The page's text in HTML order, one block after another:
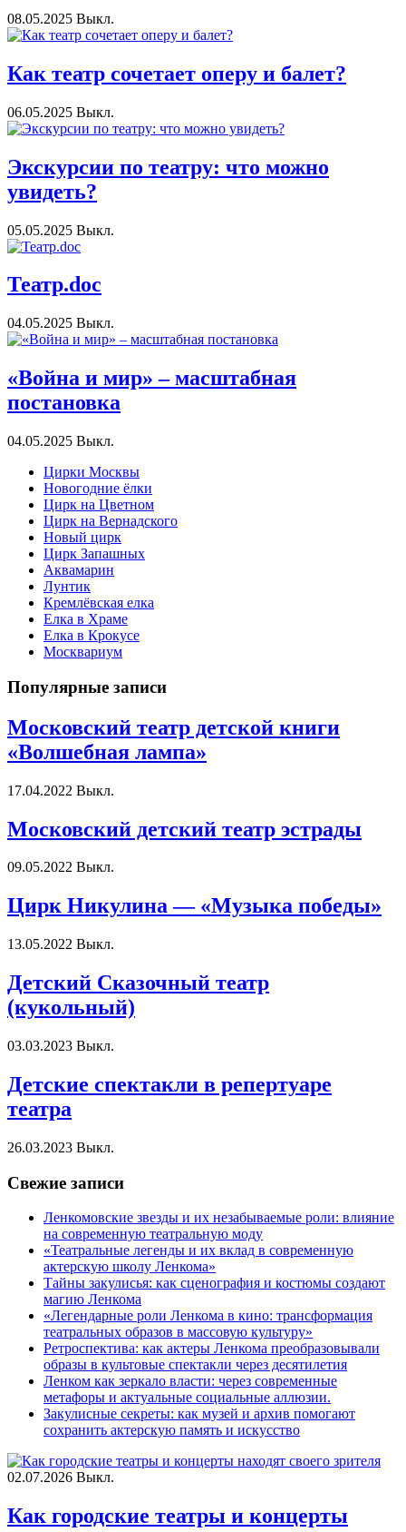
08.05.2025 Выкл.
Как театр сочетает оперу и балет?
06.05.2025 Выкл.
Экскурсии по театру: что можно
увидеть?
05.05.2025 Выкл.
Театр.doc
04.05.2025 Выкл.
«Война и мир» – масштабная
постановка
04.05.2025 Выкл.
Цирки Москвы
Новогодние ёлки
Цирк на Цветном
Цирк на Вернадского
Новый цирк
Цирк Запашных
Аквамарин
Лунтик
Кремлёвская елка
Елка в Храме
Елка в Крокусе
Москвариум
Популярные записи
Московский театр детской книги
«Волшебная лампа»
17.04.2022 Выкл.
Московский детский театр эстрады
09.05.2022 Выкл.
Цирк Никулина — «Музыка победы»
13.05.2022 Выкл.
Детский Сказочный театр
(кукольный)
03.03.2023 Выкл.
Детские спектакли в репертуаре
театра
26.03.2023 Выкл.
Свежие записи
Ленкомовские звезды и их незабываемые роли: влияние
на современную театральную моду
«Театральные легенды и их вклад в современную
актерскую школу Ленкома»
Тайны закулисья: как сценография и костюмы создают
магию Ленкома
«Легендарные роли Ленкома в кино: трансформация
театральных образов в массовую культуру»
Ретроспектива: как актеры Ленкома преобразовывали
образы в культовые спектакли через десятилетия
Ленком как зеркало власти: через современные
метафоры и актуальные социальные аллюзии.
Закулисные секреты: как музей и архив помогают
сохранить актерскую память и искусство
02.07.2026 Выкл.
Как городские театры и концерты